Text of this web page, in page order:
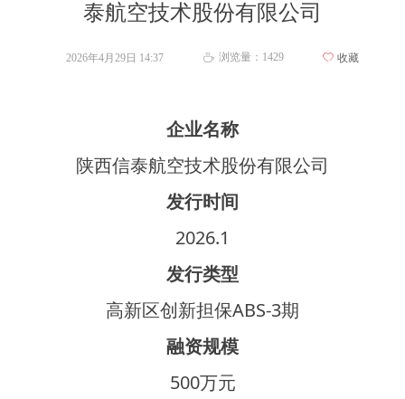
泰航空技术股份有限公司
企业名称
陕西信泰航空技术股份有限公司
发行时间
2026.1
发行类型
高新区创新担保ABS-3期
融资规模
500万元
2026年4月29日 14:37 ꄘ 浏览量： 1429 ꄀ 收藏